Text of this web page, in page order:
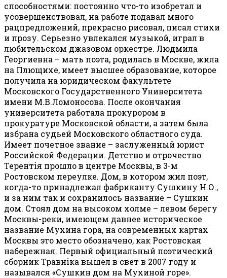
способностями: постоянно что-то изобретал и
усовершенствовал, на работе подавал много
рацпредложений, прекрасно рисовал, писал стихи
и прозу. Серьезно увлекался музыкой, играл в
любительском джазовом оркестре. Людмила
Георгиевна – мать поэта, родилась в Москве, жила
на Плющихе, имеет высшее образование, которое
получила на юридическом факультете
Московского Государственного Университета
имени М.В.Ломоносова. После окончания
университета работала прокурором в
прокуратуре Московской области, а затем была
избрана судьей Московского областного суда.
Имеет почетное звание – заслуженный юрист
Российской Федерации. Детство и отрочество
Терентiя прошло в центре Москвы, в 3-м
Ростовском переулке. Дом, в котором жил поэт,
когда-то принадлежал фабриканту Сушкину Н.О.,
и за ним так и сохранилось название – Сушкин
дом. Стоял дом на высоком холме – левом берегу
Москвы-реки, имеющем давнее историческое
название Мухина гора, на современных картах
Москвы это место обозначено, как Ростовская
набережная. Первый официальный поэтический
сборник Травнiка вышел в свет в 2007 году и
назывался «Сушкин дом на Мухиной горе».